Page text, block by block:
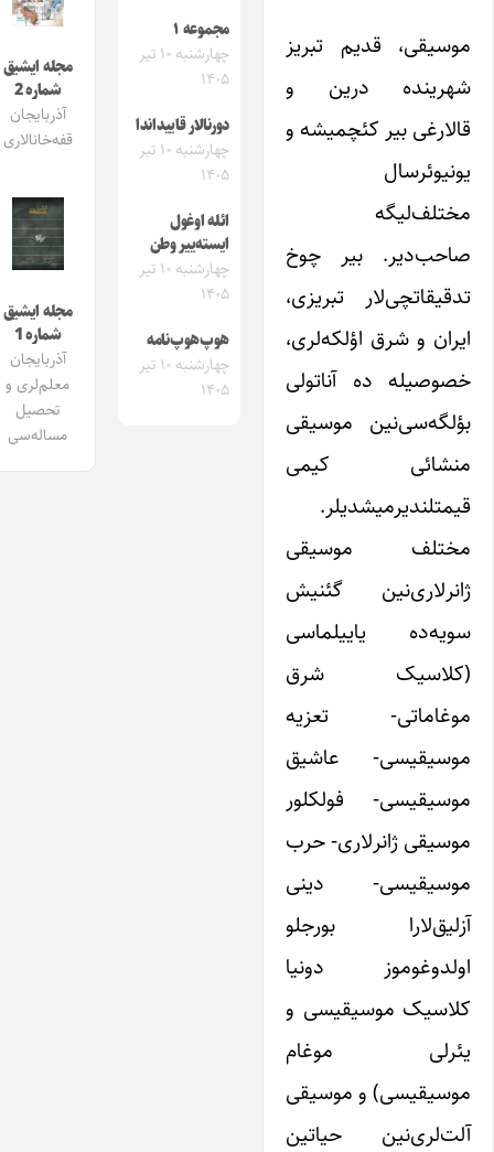
موسیقی، قدیم تبریز
شهرینده درین و
قالارغی بیر کئچمیشه و
یونیوئرسال
مختلف‌لیگه
صاحب‌دیر. بیر چوخ
تدقیقاتچی‌لار تبریزی،
ایران و شرق اؤلکه‌لری،
خصوصیله ده آناتولی
بؤلگه‌سی‌نین موسیقی
منشائی کیمی
قیمتلندیرمیشدیلر.
مختلف موسیقی
ژانرلاری‌نین گئنیش
سویه‌ده یاییلماسی
(کلاسیک شرق
موغاماتی- تعزیه
موسیقیسی- عاشیق
موسیقیسی- فولکلور
موسیقی ژانرلاری- حرب
موسیقیسی- دینی
آزلیق‌لارا بورجلو
اولدوغوموز دونیا
کلاسیک موسیقیسی و
یئرلی موغام
موسیقیسی) و موسیقی
آلت‌لری‌نین حیاتین
مجموعه ۱
چهارشنبه ۱۰ تیر
۱۴۰۵
دورنالار قاییداندا
چهارشنبه ۱۰ تیر
۱۴۰۵
ائله اوغول
ایسته‌ییر وطن
چهارشنبه ۱۰ تیر
۱۴۰۵
هوپ‌هوپ‌نامه
چهارشنبه ۱۰ تیر
۱۴۰۵
مجله ایشیق
شماره 2
آذربایجان
قفه‌خانالاری
مجله ایشیق
شماره 1
آذربایجان
معلم‌لری و
تحصیل
مساله‌سی